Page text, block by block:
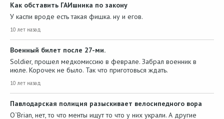
Как обставить ГАИшника по закону
У каспи вроде есть такая фишка. ну и егов.
10 лет назад
Военный билет после 27-ми.
Soldier, прошел медкомиссию в феврале. Забрал военник в
июле. Корочек не было. Так что приготовься ждать.
10 лет назад
Павлодарская полиция разыскивает велосипедного вора
O`Brian, нет, то что менты ищут то что у них украли. А другие